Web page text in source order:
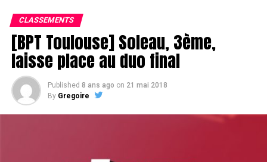
CLASSEMENTS
[BPT Toulouse] Soleau, 3ème,
laisse place au duo final
Published 8 ans ago on 21 mai 2018
By Gregoire